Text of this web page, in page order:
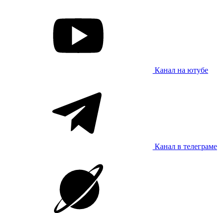
Канал на ютубе
Канал в телеграме